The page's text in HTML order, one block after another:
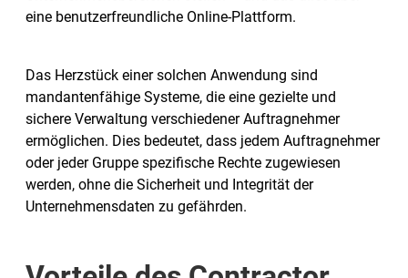
eine benutzerfreundliche Online-Plattform.
Das Herzstück einer solchen Anwendung sind
mandantenfähige Systeme, die eine gezielte und
sichere Verwaltung verschiedener Auftragnehmer
ermöglichen. Dies bedeutet, dass jedem Auftragnehmer
oder jeder Gruppe spezifische Rechte zugewiesen
werden, ohne die Sicherheit und Integrität der
Unternehmensdaten zu gefährden.